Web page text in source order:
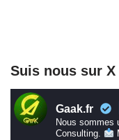
Suis nous sur X
Gaak.fr
Nous sommes
Consulting.